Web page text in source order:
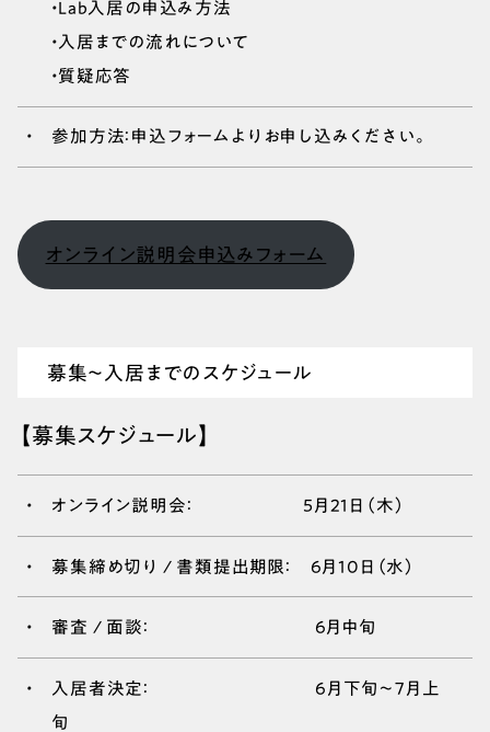
・Lab入居の申込み方法
・入居までの流れについて
・質疑応答
参加方法：申込フォームよりお申し込みください。
オンライン説明会申込みフォーム
募集～入居までのスケジュール
【募集スケジュール】
オンライン説明会： 5月21日（木）
募集締め切り / 書類提出期限： 6月10日（水）
審査 / 面談： 6月中旬
入居者決定： 6月下旬〜7月上
旬